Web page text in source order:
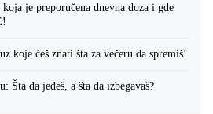
je preporučena dnevna doza i gde
koje ćeš znati šta za večeru da spremiš!
Šta da jedeš, a šta da izbegavaš?